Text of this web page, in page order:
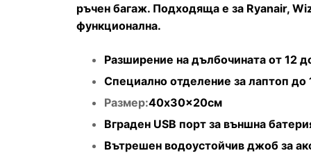
ръчен багаж. Подходяща е за Ryanair,
функционална.
Разширение на дълбочината от 12
Специално отделение за лаптоп до
Размер:40x30x20см
Вграден USB порт за външна
Вътрешен водоустойчив джоб за